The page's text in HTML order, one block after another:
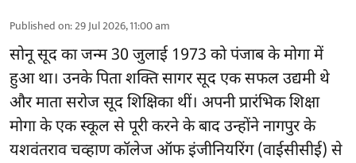
Published on:29 Jul 2026, 11:00 am
सोनू सूदका जन्म 30 जुलाई 1973 को पंजाब के मोगा में
हुआ था। उनके पिता शक्ति सागर सूद एक सफल उद्यमी थे
और माता सरोज सूद शिक्षिका थीं। अपनी प्रारंभिक शिक्षा
मोगा के एक स्कूल से पूरी करने के बाद उन्होंने नागपुर के
यशवंतराव चव्हाण कॉलेज ऑफ इंजीनियरिंग (वाईसीसीई) से